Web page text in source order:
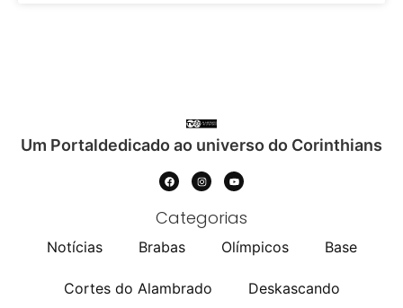
Um Portaldedicado ao universo do Corinthians
Categorias
Notícias Brabas Olímpicos Base
Cortes do Alambrado Deskascando